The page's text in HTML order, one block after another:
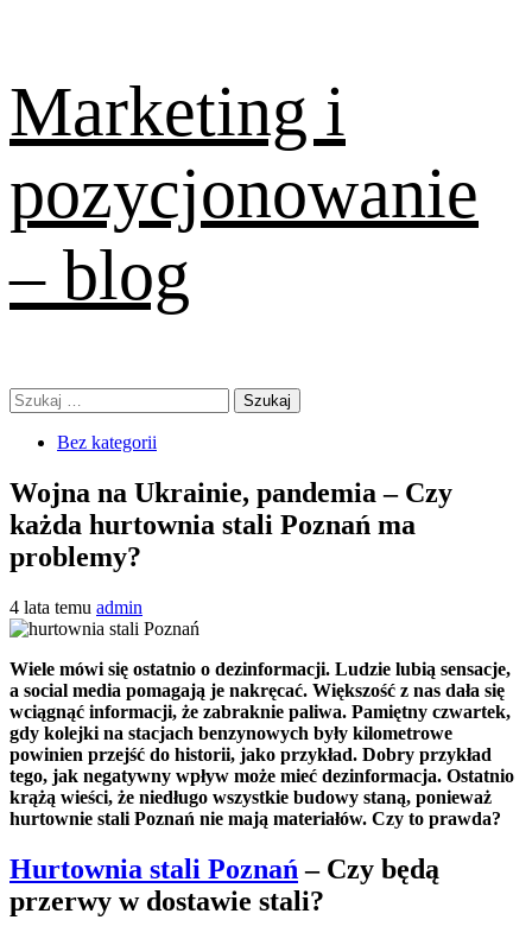
to
content
Marketing i
pozycjonowanie
– blog
Primary
Menu
Szukaj:
Bez kategorii
Wojna na Ukrainie, pandemia – Czy
każda hurtownia stali Poznań ma
problemy?
4 lata temu admin
Wiele mówi się ostatnio o dezinformacji. Ludzie lubią sensacje,
a social media pomagają je nakręcać. Większość z nas dała się
wciągnąć informacji, że zabraknie paliwa. Pamiętny czwartek,
gdy kolejki na stacjach benzynowych były kilometrowe
powinien przejść do historii, jako przykład. Dobry przykład
tego, jak negatywny wpływ może mieć dezinformacja. Ostatnio
krążą wieści, że niedługo wszystkie budowy staną, ponieważ
hurtownie stali Poznań nie mają materiałów. Czy to prawda?
Hurtownia stali Poznań – Czy będą
przerwy w dostawie stali?